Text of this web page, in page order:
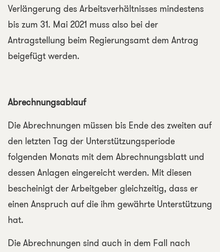
Verlängerung des Arbeitsverhältnisses mindestens
bis zum 31. Mai 2021 muss also bei der
Antragstellung beim Regierungsamt dem Antrag
beigefügt werden.
Abrechnungsablauf
Die Abrechnungen müssen bis Ende des zweiten auf
den letzten Tag der Unterstützungsperiode
folgenden Monats mit dem Abrechnungsblatt und
dessen Anlagen eingereicht werden. Mit diesen
bescheinigt der Arbeitgeber gleichzeitig, dass er
einen Anspruch auf die ihm gewährte Unterstützung
hat.
Die Abrechnungen sind auch in dem Fall nach